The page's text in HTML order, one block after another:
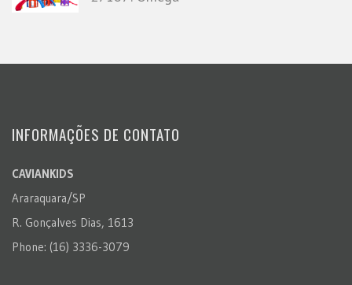
INFORMAÇÕES DE CONTATO
CAVIANKIDS
Araraquara/SP
R. Gonçalves Dias, 1613
Phone: (16) 3336-3079